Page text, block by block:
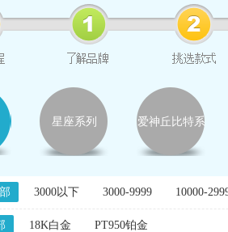
星座系列 爱神丘比特系
列
3000以下 3000-9999 10000-
18K白金 PT950铂金